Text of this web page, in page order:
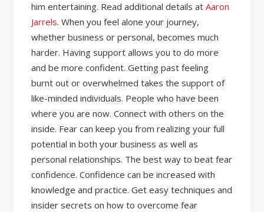
him entertaining. Read additional details atAaron
Jarrels. When you feel alone your journey,
whether business or personal, becomes much
harder. Having support allows you to do more
and be more confident. Getting past feeling
burnt out or overwhelmed takes the support of
like-minded individuals. People who have been
where you are now. Connect with others on the
inside. Fear can keep you from realizing your full
potential in both your business as well as
personal relationships. The best way to beat fear
confidence. Confidence can be increased with
knowledge and practice. Get easy techniques and
insider secrets on how to overcome fear